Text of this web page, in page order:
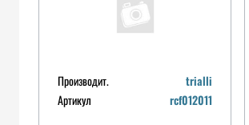
Производит.
trialli
Артикул
rcf012011